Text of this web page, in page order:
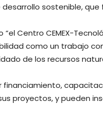
sostenible,
Centro CEMEX-
como un trabajo
de los recursos
proyectos, y pueden